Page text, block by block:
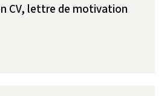
CV, lettre de motivation